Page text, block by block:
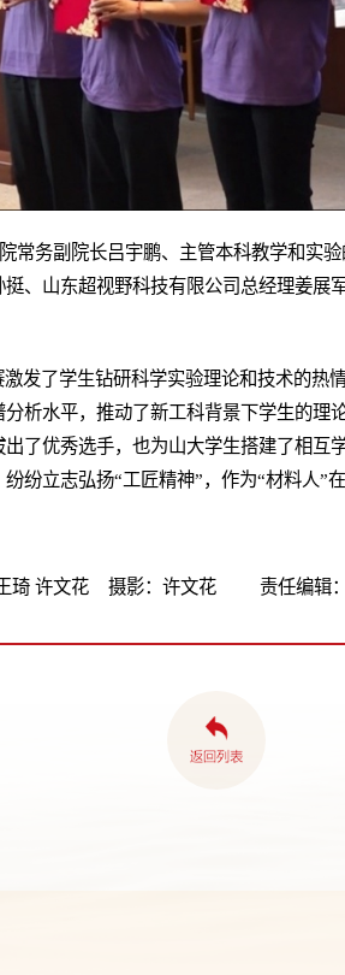
常务副院长吕宇鹏、主管本科教学和实
、山东超视野科技有限公司总经理姜展
发了学生钻研科学实验理论和技术的热
析水平，推动了新工科背景下学生的理
了优秀选手，也为山大学生搭建了相互
纷立志弘扬“工匠精神”，作为“材料人”
琦 许文花 摄影：许文花 责任编辑：